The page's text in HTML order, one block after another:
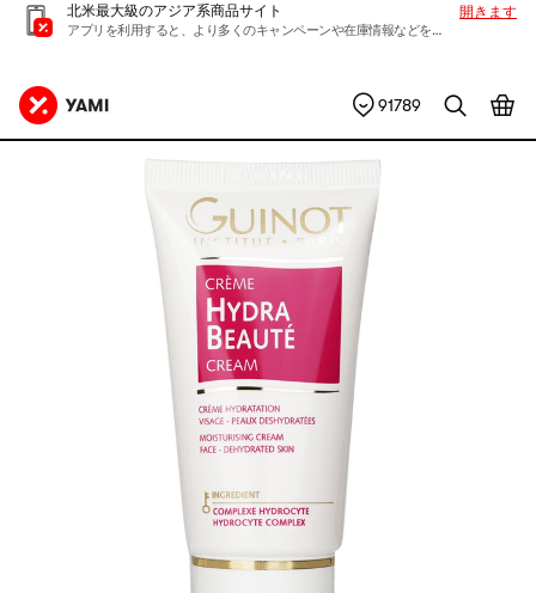
北米最大級のアジア系商品サイト
アプリを利用すると、より多くのキャンペーンや在庫情報などを入手できます
開きます
91789